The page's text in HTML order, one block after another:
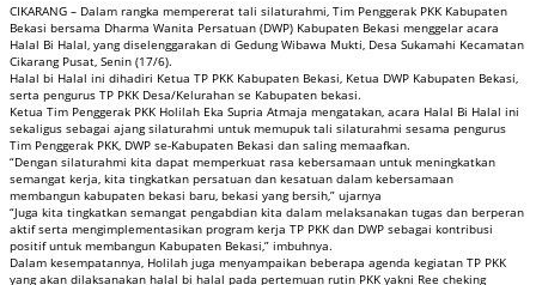
CIKARANG – Dalam rangka mempererat tali silaturahmi, Tim Penggerak PKK Kabupaten
Bekasi bersama Dharma Wanita Persatuan (DWP) Kabupaten Bekasi menggelar acara
Halal Bi Halal, yang diselenggarakan di Gedung Wibawa Mukti, Desa Sukamahi Kecamatan
Cikarang Pusat, Senin (17/6).
Halal bi Halal ini dihadiri Ketua TP PKK Kabupaten Bekasi, Ketua DWP Kabupaten Bekasi,
serta pengurus TP PKK Desa/Kelurahan se Kabupaten bekasi.
Ketua Tim Penggerak PKK Holilah Eka Supria Atmaja mengatakan, acara Halal Bi Halal ini
sekaligus sebagai ajang silaturahmi untuk memupuk tali silaturahmi sesama pengurus
Tim Penggerak PKK, DWP se-Kabupaten Bekasi dan saling memaafkan.
“Dengan silaturahmi kita dapat memperkuat rasa kebersamaan untuk meningkatkan
semangat kerja, kita tingkatkan persatuan dan kesatuan dalam kebersamaan
membangun kabupaten bekasi baru, bekasi yang bersih,” ujarnya
“Juga kita tingkatkan semangat pengabdian kita dalam melaksanakan tugas dan berperan
aktif serta mengimplementasikan program kerja TP PKK dan DWP sebagai kontribusi
positif untuk membangun Kabupaten Bekasi,” imbuhnya.
Dalam kesempatannya, Holilah juga menyampaikan beberapa agenda kegiatan TP PKK
yang akan dilaksanakan halal bi halal pada pertemuan rutin PKK yakni Ree cheking